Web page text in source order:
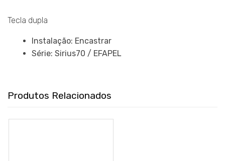
Tecla dupla
Instalação: Encastrar
Série: Sirius70 / EFAPEL
Produtos Relacionados